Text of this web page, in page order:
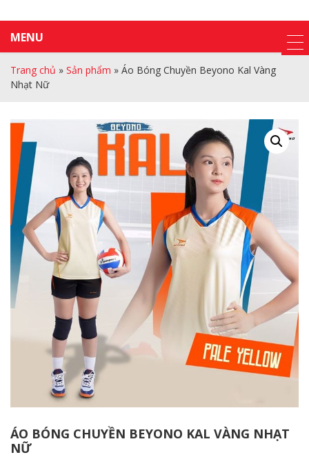
MENU
Trang chủ » Sản phẩm » Áo Bóng Chuyền Beyono Kal Vàng
Nhạt Nữ
ÁO BÓNG CHUYỀN BEYONO KAL VÀNG NHẠT
NỮ